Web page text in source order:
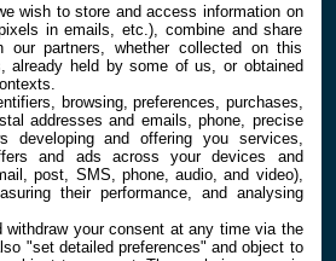
À PROPOS
La rédaction
Contact
wish to store and access information on
in emails, etc.), combine and share
our partners, whether collected on this
already held by some of us, or obtained
browsing, preferences, purchases,
addresses and emails, phone, precise
developing and offering you services,
and ads across your devices and
post, SMS, phone, audio, and video),
their performance, and analysing
withdraw your consent at any time via the
"set detailed preferences" and object to